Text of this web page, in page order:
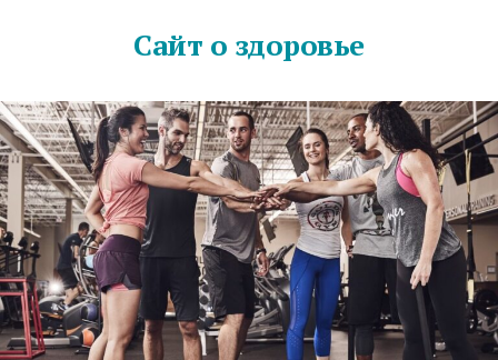
Сайт о здоровье